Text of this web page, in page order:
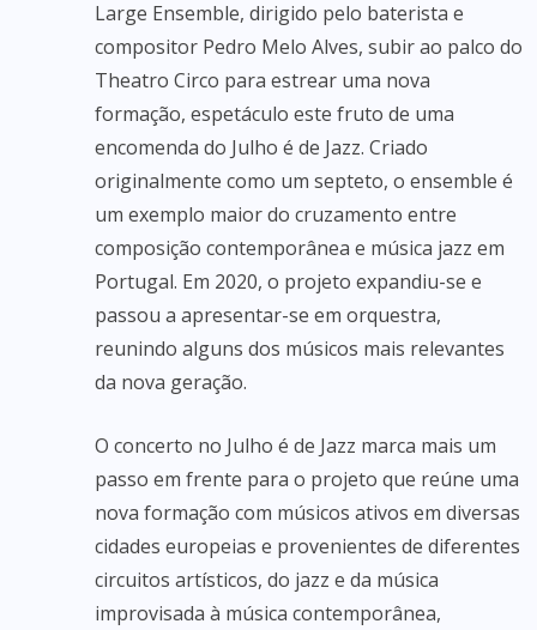
Large Ensemble, dirigido pelo baterista e
compositor Pedro Melo Alves, subir ao palco do
Theatro Circo para estrear uma nova
formação, espetáculo este fruto de uma
encomenda do Julho é de Jazz. Criado
originalmente como um septeto, o ensemble é
um exemplo maior do cruzamento entre
composição contemporânea e música jazz em
Portugal. Em 2020, o projeto expandiu-se e
passou a apresentar-se em orquestra,
reunindo alguns dos músicos mais relevantes
da nova geração.
O concerto no Julho é de Jazz marca mais um
passo em frente para o projeto que reúne uma
nova formação com músicos ativos em diversas
cidades europeias e provenientes de diferentes
circuitos artísticos, do jazz e da música
improvisada à música contemporânea,